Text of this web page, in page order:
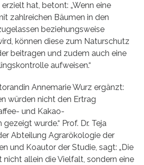
hat, betont: „Wenn eine
zahlreichen Bäumen in den
beziehungsweise
können diese zum Naturschutz
beitragen und zudem auch eine
aufweisen.“
Annemarie Wurz ergänzt:
würden nicht den Ertrag
und Kakao-
wurde.“ Prof. Dr. Teja
Abteilung Agrarökologie der
und Koautor der Studie, sagt: „Die
allein die Vielfalt, sondern eine